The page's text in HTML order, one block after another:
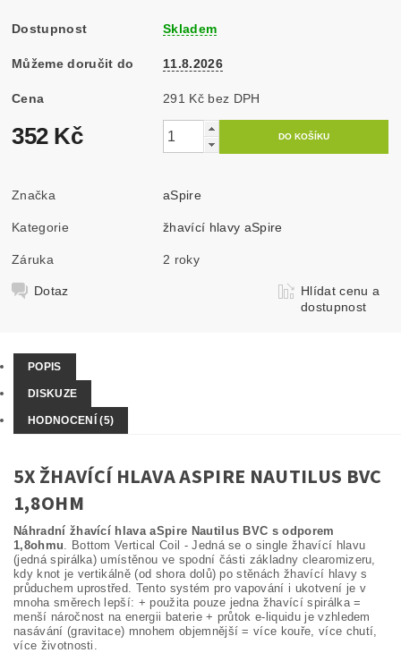
Dostupnost Skladem
Můžeme doručit do 11.8.2026
Cena 291 Kč bez DPH
352 Kč
Značka aSpire
Kategorie žhavící hlavy aSpire
Záruka 2 roky
Dotaz
Hlídat cenu a
dostupnost
POPIS
DISKUZE
HODNOCENÍ (5)
5X ŽHAVÍCÍ HLAVA ASPIRE NAUTILUS BVC
1,8OHM
Náhradní žhavící hlava aSpire Nautilus BVC s odporem
1,8ohmu. Bottom Vertical Coil - Jedná se o single žhavící hlavu
(jedná spirálka) umístěnou ve spodní části základny clearomizeru,
kdy knot je vertikálně (od shora dolů) po stěnách žhavící hlavy s
průduchem uprostřed. Tento systém pro vapování i ukotvení je v
mnoha směrech lepší: + použita pouze jedna žhavící spirálka =
menší náročnost na energii baterie + průtok e-liquidu je vzhledem
nasávání (gravitace) mnohem objemnější = více kouře, více chutí,
více životnosti.